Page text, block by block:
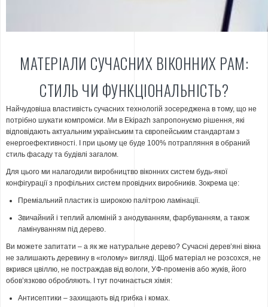
МАТЕРІАЛИ СУЧАСНИХ ВІКОННИХ РАМ:
СТИЛЬ ЧИ ФУНКЦІОНАЛЬНІСТЬ?
Найчудовіша властивість сучасних технологій зосереджена в тому, що не
потрібно шукати компроміси. Ми в Ekipazh запропонуємо рішення, які
відповідають актуальним українським та європейським стандартам з
енергоефективності. І при цьому це буде 100% потрапляння в обраний
стиль фасаду та будівлі загалом.
Для цього ми налагодили виробництво віконних систем будь-якої
конфігурації з профільних систем провідних виробників. Зокрема це:
Преміальний пластик із широкою палітрою ламінації.
Звичайний і теплий алюміній з анодуванням, фарбуванням, а також
ламінуванням під дерево.
Ви можете запитати – а як же натуральне дерево? Сучасні дерев’яні вікна
не залишають деревину в «голому» вигляді. Щоб матеріал не розсохся, не
вкрився цвіллю, не постраждав від вологи, УФ-променів або жуків, його
обов’язково обробляють. І тут починається хімія:
Антисептики – захищають від грибка і комах.